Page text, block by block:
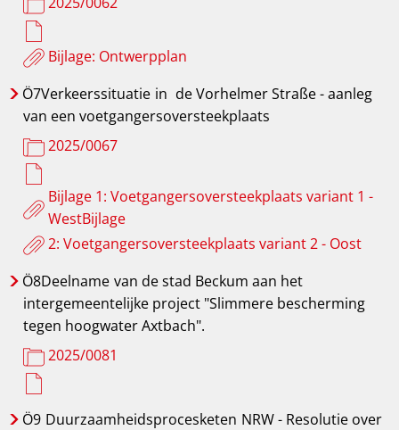
Bijlage: Ontwerpplan
Ö7Verkeerssituatie in de Vorhelmer Straße - aanleg
van een voetgangersoversteekplaats
2025/0067
Bijlage 1: Voetgangersoversteekplaats variant 1 -
WestBijlage
2: Voetgangersoversteekplaats variant 2 - Oost
Ö8Deelname van de stad Beckum aan het
intergemeentelijke project "Slimmere bescherming
tegen hoogwater Axtbach".
2025/0081
Ö9 Duurzaamheidsprocesketen NRW - Resolutie over